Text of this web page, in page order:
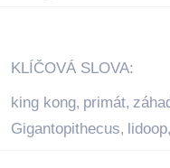
KLÍČOVÁ SLOVA:
king kong, primát,
Gigantopithecus, lidoop,